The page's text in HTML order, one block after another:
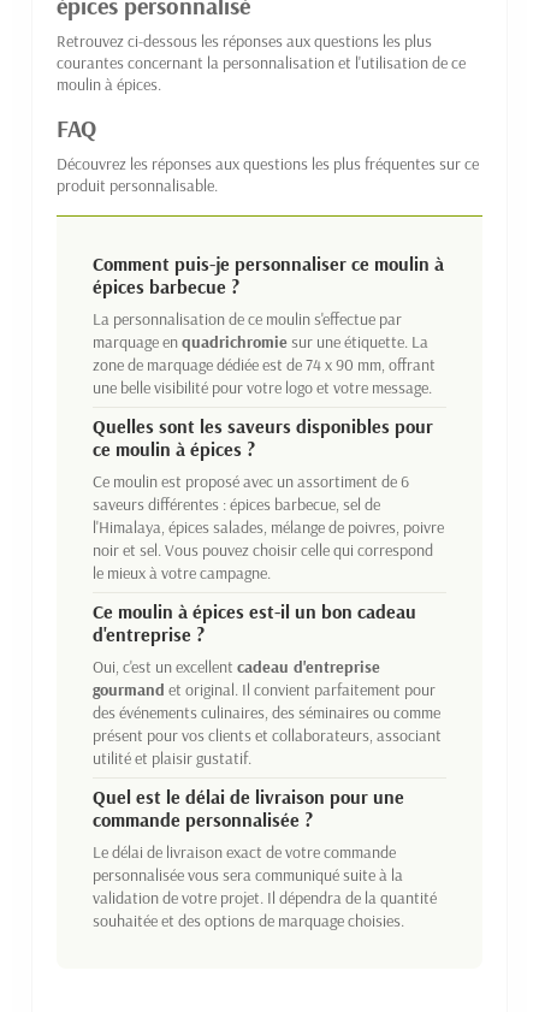
Retrouvez ci-dessous les réponses aux questions les plus
courantes concernant la personnalisation et l'utilisation de ce
moulin à épices.
FAQ
Découvrez les réponses aux questions les plus fréquentes sur ce
produit personnalisable.
Comment puis-je personnaliser ce moulin à
épices barbecue ?
La personnalisation de ce moulin s'effectue par
marquage enquadrichromie sur une étiquette. La
zone de marquage dédiée est de 74 x 90 mm, offrant
une belle visibilité pour votre logo et votre message.
Quelles sont les saveurs disponibles pour
ce moulin à épices ?
Ce moulin est proposé avec un assortiment de 6
saveurs différentes : épices barbecue, sel de
l'Himalaya, épices salades, mélange de poivres, poivre
noir et sel. Vous pouvez choisir celle qui correspond
le mieux à votre campagne.
Ce moulin à épices est-il un bon cadeau
d'entreprise ?
Oui, c'est un excellent cadeau d'entreprise
gourmand et original. Il convient parfaitement pour
des événements culinaires, des séminaires ou comme
présent pour vos clients et collaborateurs, associant
utilité et plaisir gustatif.
Quel est le délai de livraison pour une
commande personnalisée ?
Le délai de livraison exact de votre commande
personnalisée vous sera communiqué suite à la
validation de votre projet. Il dépendra de la quantité
souhaitée et des options de marquage choisies.